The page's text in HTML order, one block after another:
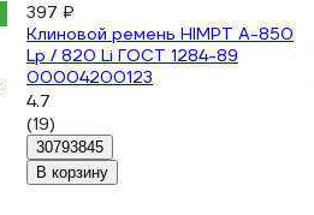
397 ₽
Клиновой ремень HIMPT А-850
Lp / 820 Li ГОСТ 1284-89
00004200123
4.7
(19)
30793845
В корзину